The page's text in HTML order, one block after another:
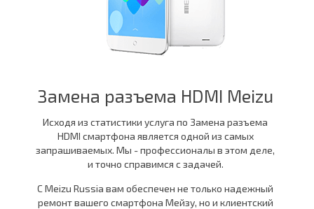
Замена разъема HDMI Meizu
Исходя из статистики услуга по Замена разъема
HDMI смартфона является одной из самых
запрашиваемых. Мы - профессионалы в этом деле,
и точно справимся с задачей.
С Meizu Russia вам обеспечен не только надежный
ремонт вашего смартфона Мейзу, но и клиентский